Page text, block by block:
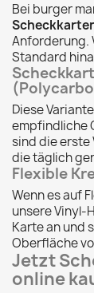
Bei burger
Anforderung.
Standard
Diese
empfindliche
sind die erste
die täglich
Flexible
Wenn es auf
unsere Vinyl-
Karte an und
Oberfläche
Jetzt
online